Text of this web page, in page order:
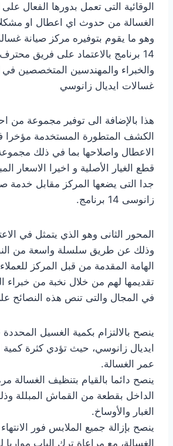
الوقائية التى تعمل بدورها الفعال
الغسالة من حدوث اي اعطال او
وهو ما يقوم بتوفيره مركز صيانة
14 برنامج بالاعتماد على فريق
والخبراء والمهندسين المتخصصين في
غسالات ايديال زانوسي
هذا بالإضافة الى توفير مجموعة من
الكشف المتطورة المستخدمة
الاعطال واصلاحها بما في ذلك
قطع الغيار الأصلية و اخيرا الاسعار
جدا التى يضعها المركز مقابل خدمة
زانوسى 14 برنامج.
المحور الثانى وهو الذي يتمثل في
وذلك عن طريق سلسلة واسعة من
الهامة المقدمة من قبل المركز
تقديمها لهم من خلال نخبة من خبراء
في المجال والتى تنص هذه النصائح
ينصح بالالتزام بكمية الغسيل
ايديال زانوسي، حيث تؤدي كثرة
عمر الغسالة.
ينصح دائما بالقيام بتنظيف الغسالة
الداخل بقطعة من القماش المبللة
الغبار والأوساخ.
ينصح بإزالة جميع الملابس فور
الغسالة، مع مراعاة ترك الباب